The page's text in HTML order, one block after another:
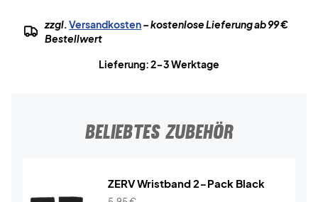
zzgl.Versandkosten– kostenlose Lieferung ab 99 €
Bestellwert
Lieferung: 2-3 Werktage
BELIEBTES ZUBEHÖR
ZERV Wristband 2-Pack Black